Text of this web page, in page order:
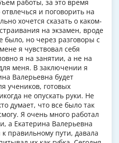
работы, за это время
и поговорить на
хочется сказать о каком-
на экзамен, вроде
было, но через разговоры с
я чувствовал себя
я на занятии, а не на
меня. В заключении я
Валерьевна будет
учеников, готовых
не опускать руки. Не
думает, что все было так
Я очень много работал
а Екатерина Валерьевна
правильному пути, давала